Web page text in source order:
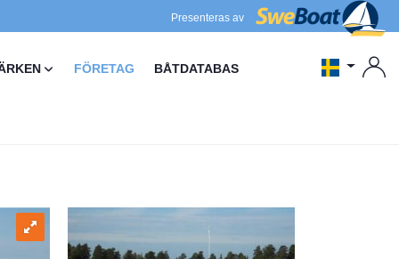
Presenteras av
FÖRETAG BÅTDATABAS